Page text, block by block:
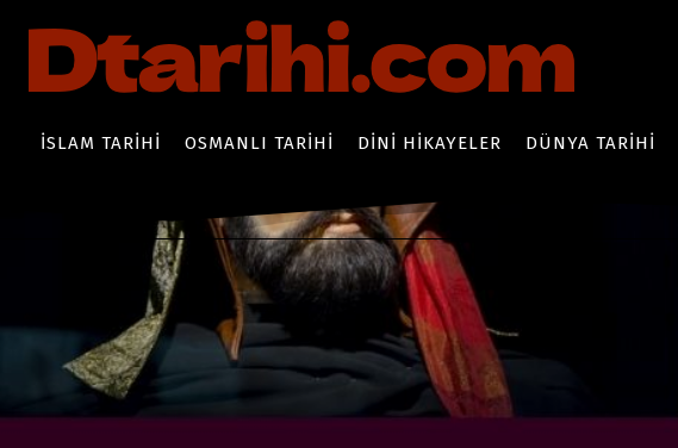
İSLAM TARIHI OSMANLI TARIHI DINI HIKAYELER DÜNYA TARIHI